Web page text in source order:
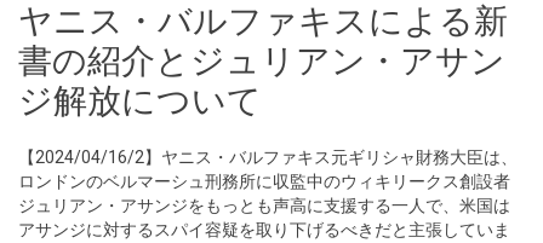
ヤニス・バルファキスによる新
書の紹介とジュリアン・アサン
ジ解放について
【2024/04/16/2】ヤニス・バルファキス元ギリシャ財務大臣は、
ロンドンのベルマーシュ刑務所に収監中のウィキリークス創設者
ジュリアン・アサンジをもっとも声高に支援する一人で、米国は
アサンジに対するスパイ容疑を取り下げるべきだと主張していま